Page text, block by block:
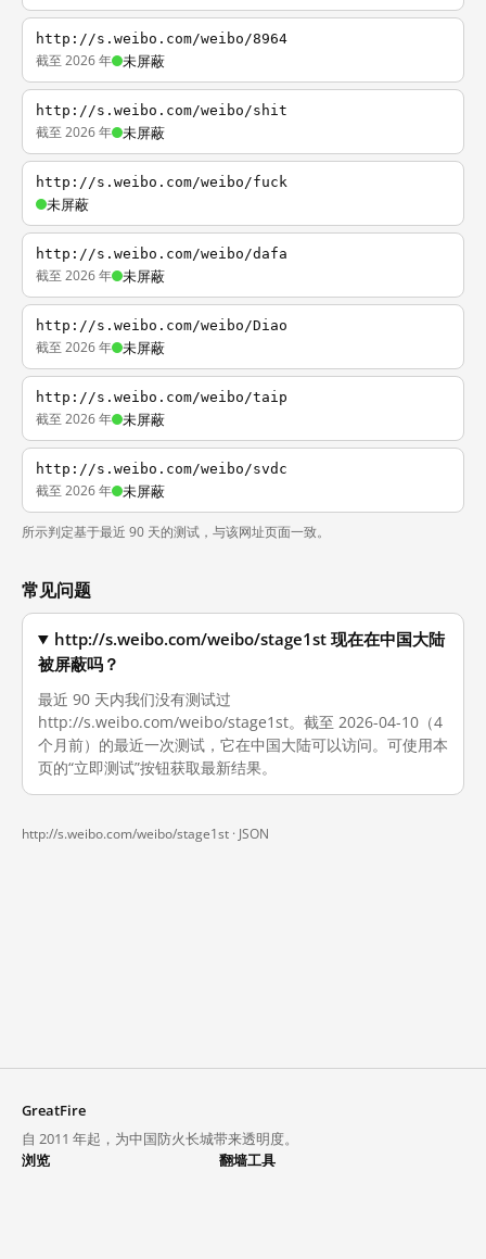
http://s.weibo.com/weibo/8964
截至 2026 年 未屏蔽
http://s.weibo.com/weibo/shit
截至 2026 年 未屏蔽
http://s.weibo.com/weibo/fuck
未屏蔽
http://s.weibo.com/weibo/dafa
截至 2026 年 未屏蔽
http://s.weibo.com/weibo/Diao
截至 2026 年 未屏蔽
http://s.weibo.com/weibo/taip
截至 2026 年 未屏蔽
http://s.weibo.com/weibo/svdc
截至 2026 年 未屏蔽
所示判定基于最近 90 天的测试，与该网址页面一致。
常见问题
http://s.weibo.com/weibo/stage1st 现在在中国大陆
被屏蔽吗？
最近 90 天内我们没有测试过
http://s.weibo.com/weibo/stage1st。截至 2026-04-10（4
个月前）的最近一次测试，它在中国大陆可以访问。可使用本
页的“立即测试”按钮获取最新结果。
http://s.weibo.com/weibo/stage1st · JSON
GreatFire
自 2011 年起，为中国防火长城带来透明度。
浏览
翻墙工具